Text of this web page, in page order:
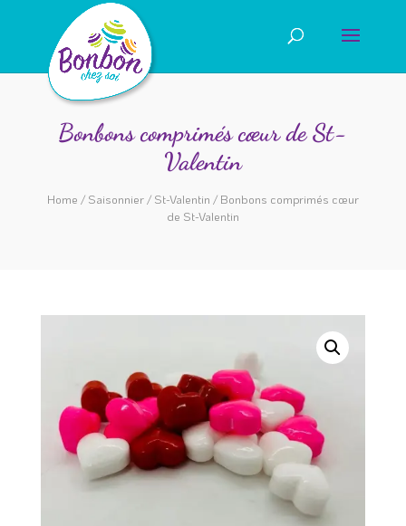
Bonbons comprimés cœur de St-
Valentin
Home / Saisonnier/ St-Valentin / Bonbons comprimés cœur
de St-Valentin